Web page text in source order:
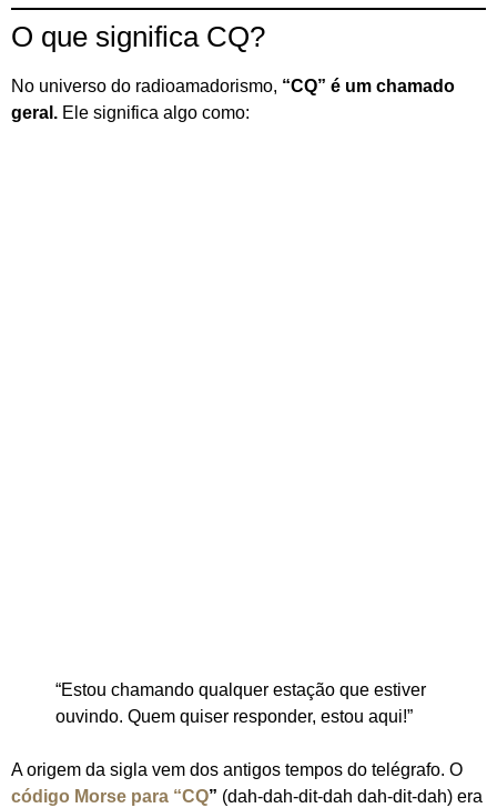
O que significa CQ?
No universo do radioamadorismo, “CQ” é um chamado
geral. Ele significa algo como:
“Estou chamando qualquer estação que estiver
ouvindo. Quem quiser responder, estou aqui!”
A origem da sigla vem dos antigos tempos do telégrafo. O
código Morse para “CQ” (dah-dah-dit-dah dah-dit-dah) era